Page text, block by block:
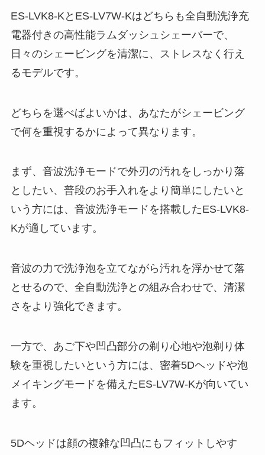
ES-LVK8-KとES-LV7W-Kはどちらも全自動洗浄充
電器付きの高性能ラムダッシュシェーバーで、
日々のシェービングを清潔に、ストレスなく行え
るモデルです。
どちらを選べばよいかは、あなたがシェービング
で何を重視するかによって異なります。
まず、音波洗浄モードで外刃の汚れをしっかり落
としたい、普段のお手入れをより簡単にしたいと
いう方には、音波洗浄モードを搭載したES-LVK8-
Kが適しています。
音波の力で洗浄泡を立てながら汚れを浮かせて落
とせるので、全自動洗浄との組み合わせで、清潔
さをより強化できます。
一方で、あご下や凹凸部分の剃り心地や泡剃り体
験を重視したいという方には、密着5Dヘッドや泡
メイキングモードを備えたES-LV7W-Kが向いてい
ます。
5Dヘッドは顔の複雑な凹凸にもフィットしやす